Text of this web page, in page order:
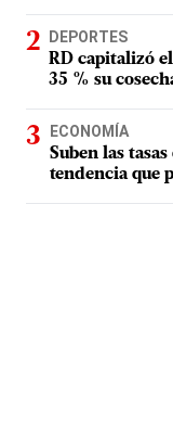
DEPORTES
RD capitalizó
35 % su
ECONOMÍA
Suben las
tendencia que